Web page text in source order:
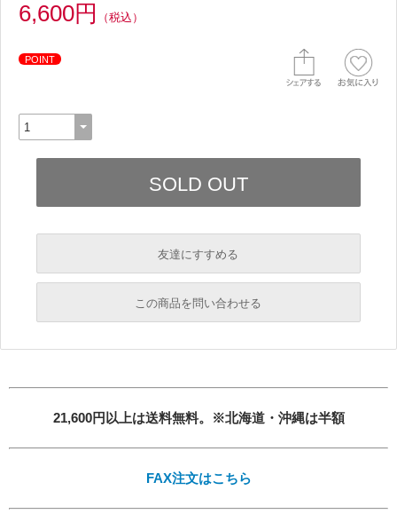
6,600円 （税込）
POINT
友達にすすめる
必須
この商品を問い合わせる
21,600円以上は送料無料。※北海道・沖縄は半額
FAX注文はこちら